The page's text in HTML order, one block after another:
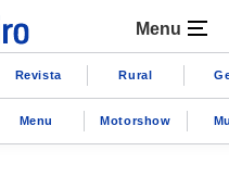
Menu
Revista Rural
Menu Motorshow